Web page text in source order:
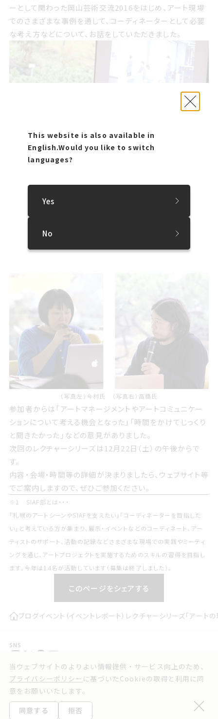
当ウェブサイトのよりよい情報提供・サービス向上のため、
プライバシーポリシー に基づいたCookieの取得と利用に同
意をお願いいたします。
同意する 拒否
This website is also available in
English.Would you like to switch
languages?
Yes
No
ーとして関わった岡山芸術交流2016をはじめ、アート現場
でのさまざまな事例を通して、コーディネーターとして必要
な考え方などについて、お話をしていただきました。
た、500m美術館のサポーターである「500メーターズ」の活
動について一般社団法人PROJECTAの高橋氏から紹介が
ありました。
（写真左）今村氏 （写真右）高橋氏
参加者からは「アートマネージメントやアートコミュニケー
ションについて考える機会となった」「時間をかけてじっくり
と聞きたかった」などの意見がありました。
次回のレクチャーシリーズは12月22日（土）の午後からで
す。
内容・会場・時間等の詳細が決まりましたら、ウェブサイト等
でご案内しますので、ぜひご参加ください。
※1 SIAF部とは・・・
「札幌のアートシーンやSIAFを支えたい」「コーディネーターを目指した
い」と考えている方が集まり、展示・イベントなどのコーディネート、アー
ティストのサポート、活動の記録などさまざまな現場での実践やミーティ
ングを通じ、アートプロジェクトを実施するためのスキルの習得を目指し
ます。今年は14名が活動しています（募集は終了しました）。
このページをシェアする
ブログイベント（イベントレポート） レクチャーシリーズ「アート
SNS
プレスリリース
実行委員会よりお知らせ
ウェブアクセシビリティ方針
プライバシーポリシー
お問い合わせ
利用規約
©2025 Sapporo International Art Festival.